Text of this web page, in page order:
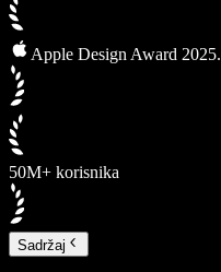
Apple Design Award 2025.
50M+ korisnika
Sadržaj